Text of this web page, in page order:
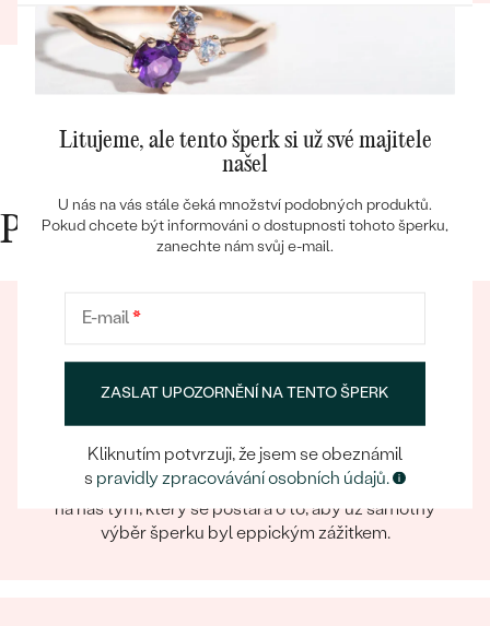
Bestsellery
OBJEVIT
12.03.2025
Zobrazit celou recenzi
Proč nakupovat v Eppi
Eppický zážitek
Při nakupování online i osobně se můžete spolehnout
na náš tým, který se postará o to, aby už samotný
výběr šperku byl eppickým zážitkem.
Litujeme, ale tento šperk si už své majitele
našel
U nás na vás stále čeká množství podobných produktů.
Pokud chcete být informováni o dostupnosti tohoto šperku,
zanechte nám svůj e-mail.
E-mail*
ZASLAT UPOZORNĚNÍ NA TENTO ŠPERK
Kliknutím potvrzuji, že jsem se obeznámil
s pravidly zpracovávání osobních údajů.